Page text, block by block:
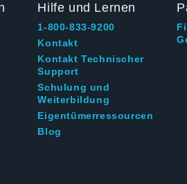
Hilfe und Lernen
1-800-833-9200
Kontakt
Kontakt Technischer
Support
Schulung und
Weiterbildung
Eigentümerressourcen
Blog